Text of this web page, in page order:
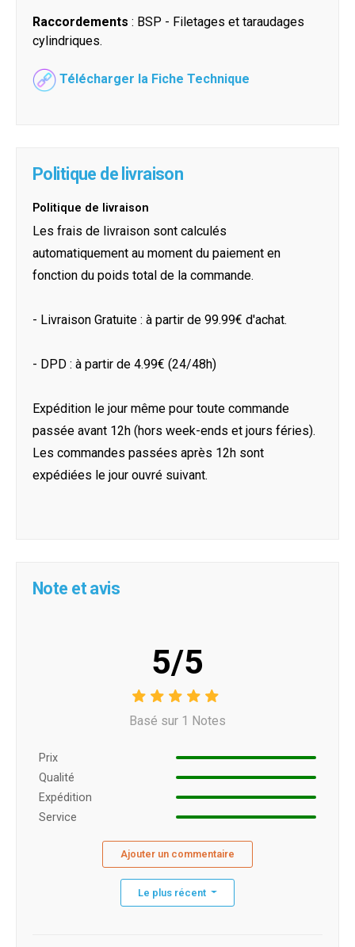
Raccordements : BSP - Filetages et taraudages
cylindriques.
Télécharger la Fiche Technique
Politique de livraison
Politique de livraison
Les frais de livraison sont calculés
automatiquement au moment du paiement en
fonction du poids total de la commande.
- Livraison Gratuite : à partir de 99.99€ d'achat.
- DPD : à partir de 4.99€ (24/48h)
Expédition le jour même pour toute commande
passée avant 12h (hors week-ends et jours féries).
Les commandes passées après 12h sont
expédiées le jour ouvré suivant.
Note et avis
5/5
Basé sur 1 Notes
Prix ​​
Qualité
Expédition
Service
Ajouter un commentaire
Le plus récent